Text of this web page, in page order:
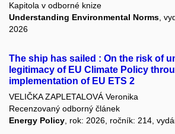
Kapitola v odborné knize
Understanding Environmental Norms,
2026
The ship has sailed : On the risk of
legitimacy of EU Climate Policy
implementation of EU ETS 2
VELIČKA ZAPLETALOVÁ Veronika
Recenzovaný odborný článek
Energy Policy , rok: 2026, ročník: 214,